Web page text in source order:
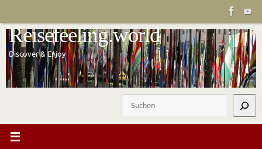
springen
Reisefeeling.world
Discover & Enjoy